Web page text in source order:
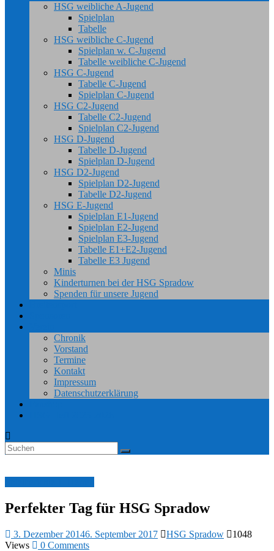
HSG weibliche A-Jugend
Spielplan
Tabelle
HSG weibliche C-Jugend
Spielplan w. C-Jugend
Tabelle weibliche C-Jugend
HSG C-Jugend
Tabelle C-Jugend
Spielplan C-Jugend
HSG C2-Jugend
Tabelle C2-Jugend
Spielplan C2-Jugend
HSG D-Jugend
Tabelle D-Jugend
Spielplan D-Jugend
HSG D2-Jugend
Spielplan D2-Jugend
Tabelle D2-Jugend
HSG E-Jugend
Spielplan E1-Jugend
Spielplan E2-Jugend
Spielplan E3-Jugend
Tabelle E1+E2-Jugend
Tabelle E3 Jugend
Minis
Kinderturnen bei der HSG Spradow
Spenden für unsere Jugend
Chronik
Vorstand
Termine
Kontakt
Impressum
Datenschutzerklärung
Perfekter Tag für HSG Spradow
3. Dezember 20146. September 2017 HSG Spradow
1048
Views
0 Comments